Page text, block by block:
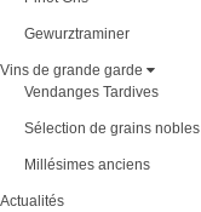
Gewurztraminer
Vins de grande garde
Vendanges Tardives
Sélection de grains nobles
Millésimes anciens
Actualités